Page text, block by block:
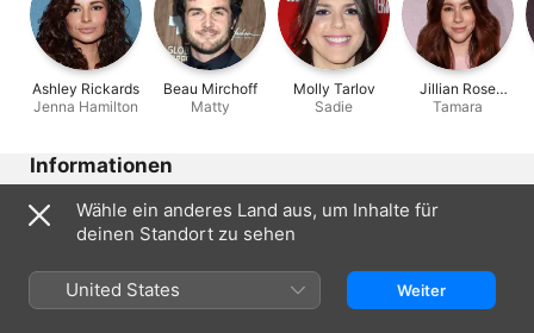
Ashley Rickards
Jenna Hamilton
Beau Mirchoff
Matty
Molly Tarlov
Sadie
Jillian Rose
Reed
Tamara
Informationen
Erschienen
2011
18 Min.
Wähle ein anderes Land aus, um Inhalte für
deinen Standort zu sehen
United States Weiter